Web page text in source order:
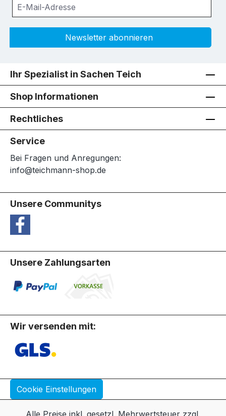
Newsletter abonnieren
Ihr Spezialist in Sachen Teich
Shop Informationen
Rechtliches
Service
Bei Fragen und Anregungen:
info@teichmann-shop.de
Unsere Communitys
Unsere Zahlungsarten
Wir versenden mit:
Cookie Einstellungen
Alle Preise inkl. gesetzl. Mehrwertsteuer zzgl.